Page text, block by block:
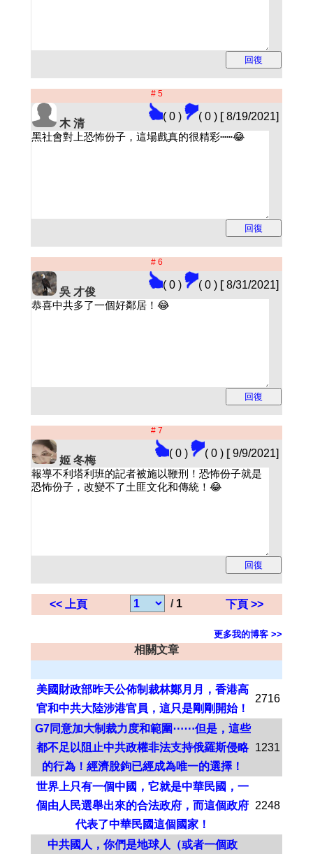
# 5
( 0 ) ( 0 ) [8/19/2021]
木 清
# 6
( 0 ) ( 0 ) [8/31/2021]
吳 才俊
# 7
( 0 ) ( 0 ) [9/9/2021]
姬 冬梅
<< 上頁 / 1 下頁 >>
更多我的博客 >>
相關文章
美國財政部昨天公佈制裁林鄭月月，香港高
官和中共大陸涉港官員，這只是剛剛開始！
2716
G7同意加大制裁力度和範圍⋯⋯但是，這些
都不足以阻止中共政權非法支持俄羅斯侵略
的行為！經濟脫鉤已經成為唯一的選擇！
1231
世界上只有一個中國，它就是中華民國，一
個由人民選舉出來的合法政府，而這個政府
代表了中華民國這個國家！
2248
中共國人，你們是地球人（或者一個政